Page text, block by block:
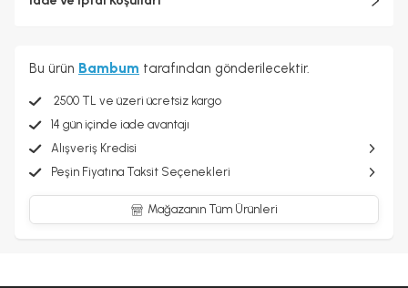
Bu ürün Bambum tarafından gönderilecektir.
2500 TL ve üzeri ücretsiz kargo
14 gün içinde iade avantajı
Alışveriş Kredisi
Peşin Fiyatına Taksit Seçenekleri
Mağazanın Tüm Ürünleri